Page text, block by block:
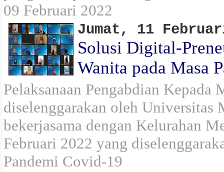
09 Februari 2022
Jumat, 11
Solusi Digital-
Wanita pada Masa
Pelaksanaan Pengabdian Kepada
diselenggarakan oleh Universitas
bekerjasama dengan Kelurahan
Februari 2022 yang
Pandemi Covid-19